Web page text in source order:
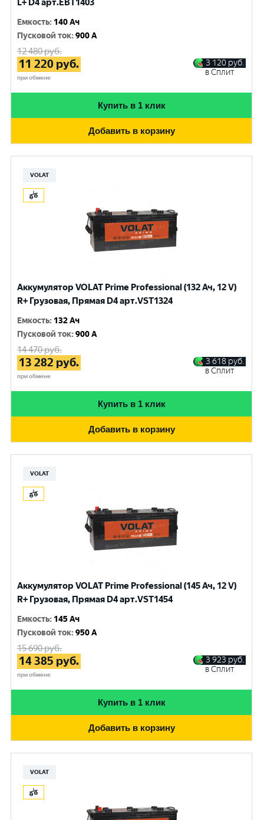
L+ D4 арт.EBT1403
Емкость: 140 Ач
Пусковой ток:900 A
12 480руб.
11 220 руб.
при обмене
3 120 руб.
в Сплит
Купить в 1 клик
Добавить в корзину
VOLAT
Аккумулятор VOLAT Prime Professional (132 Ач, 12 V)
R+ Грузовая, Прямая D4 арт.VST1324
Емкость: 132 Ач
Пусковой ток:900 A
14 470руб.
13 282 руб.
при обмене
3 618 руб.
в Сплит
Купить в 1 клик
Добавить в корзину
VOLAT
Аккумулятор VOLAT Prime Professional (145 Ач, 12 V)
R+ Грузовая, Прямая D4 арт.VST1454
Емкость: 145 Ач
Пусковой ток:950 A
15 690руб.
14 385 руб.
при обмене
3 923 руб.
в Сплит
Купить в 1 клик
Добавить в корзину
VOLAT